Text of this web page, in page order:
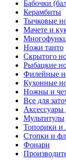
Бабочки
Керамбиты
Тычковые
Мачете и
Ножи танто
Скрытого
Рыбацкие
Филейные
Кухонные
Ножны и
Все для
Аксессуары
Мультитулы
Топорики и
Стопки и
Фонари